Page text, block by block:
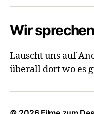
Wir
Lauscht uns auf
überall dort wo es